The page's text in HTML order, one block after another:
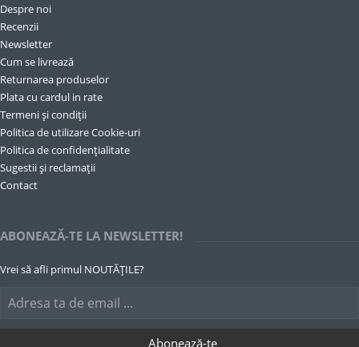
Despre noi
Recenzii
Newsletter
Cum se livrează
Returnarea produselor
Plata cu cardul in rate
Termeni și condiții
Politica de utilizare Cookie-uri
Politica de confidențialitate
Sugestii și reclamații
Contact
ABONEAZĂ-TE LA NEWSLETTER!
Vrei să afli primul NOUTĂȚILE?